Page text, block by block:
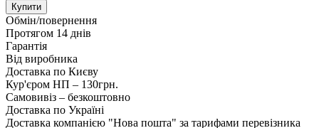
Купити
Обмін/повернення
Протягом 14 днів
Гарантія
Від виробника
Доставка по Києву
Кур'єром НП – 130грн.
Самовивіз – безкоштовно
Доставка по Україні
Доставка компанією "Нова пошта" за тарифами перевізника